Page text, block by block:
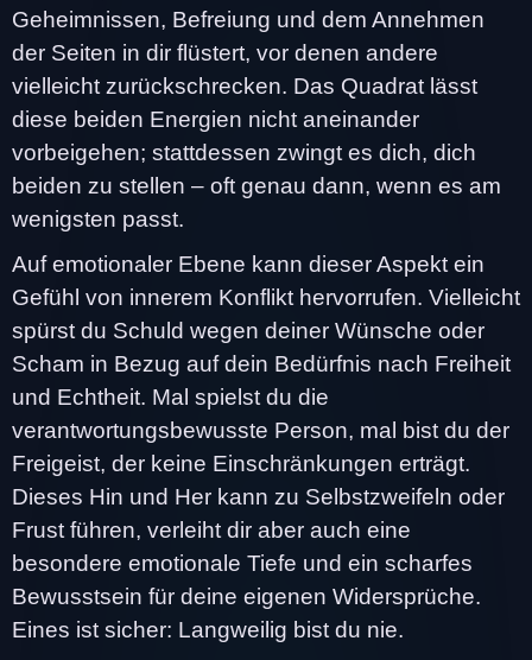
Geheimnissen, Befreiung und dem Annehmen
der Seiten in dir flüstert, vor denen andere
vielleicht zurückschrecken. Das Quadrat lässt
diese beiden Energien nicht aneinander
vorbeigehen; stattdessen zwingt es dich, dich
beiden zu stellen – oft genau dann, wenn es am
wenigsten passt.
Auf emotionaler Ebene kann dieser Aspekt ein
Gefühl von innerem Konflikt hervorrufen. Vielleicht
spürst du Schuld wegen deiner Wünsche oder
Scham in Bezug auf dein Bedürfnis nach Freiheit
und Echtheit. Mal spielst du die
verantwortungsbewusste Person, mal bist du der
Freigeist, der keine Einschränkungen erträgt.
Dieses Hin und Her kann zu Selbstzweifeln oder
Frust führen, verleiht dir aber auch eine
besondere emotionale Tiefe und ein scharfes
Bewusstsein für deine eigenen Widersprüche.
Eines ist sicher: Langweilig bist du nie.